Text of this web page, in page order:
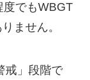
でもWBGT
ません。
」段階で